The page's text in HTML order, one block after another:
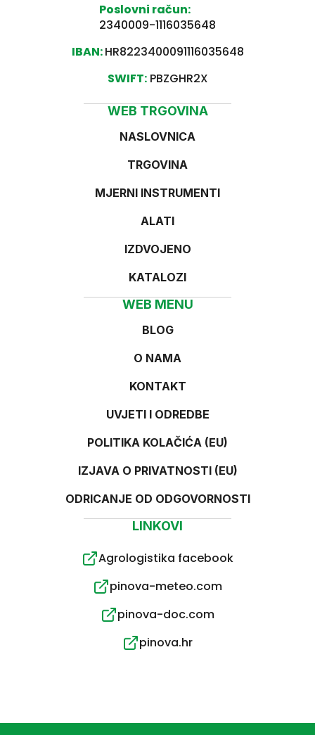
Poslovni račun:
2340009-1116035648
IBAN:HR8223400091116035648
SWIFT:PBZGHR2X
LINKOVI
Agrologistika facebook
pinova-meteo.com
pinova-doc.com
pinova.hr
WEB TRGOVINA
NASLOVNICA
TRGOVINA
MJERNI INSTRUMENTI
ALATI
IZDVOJENO
KATALOZI
WEB MENU
BLOG
O NAMA
KONTAKT
UVJETI I ODREDBE
POLITIKA KOLAČIĆA (EU)
IZJAVA O PRIVATNOSTI (EU)
ODRICANJE OD ODGOVORNOSTI